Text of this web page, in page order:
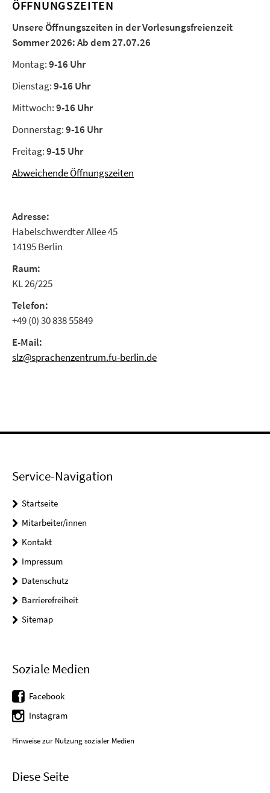
ÖFFNUNGSZEITEN
Unsere Öffnungszeiten in der Vorlesungsfreienzeit
Sommer 2026:Ab dem 27.07.26
Montag:9-16 Uhr
Dienstag:9-16 Uhr
Mittwoch:9-16 Uhr
Donnerstag:9-16 Uhr
Freitag:9-15 Uhr
Abweichende Öffnungszeiten
Adresse:
Habelschwerdter Allee 45
14195 Berlin
Raum:
KL 26/225
Telefon:
+49 (0) 30 838 55849
E-Mail:
slz@sprachenzentrum.fu-berlin.de
Service-Navigation
Startseite
Mitarbeiter/innen
Kontakt
Impressum
Datenschutz
Barrierefreiheit
Sitemap
Soziale Medien
Facebook
Instagram
Hinweise zur Nutzung sozialer Medien
Diese Seite